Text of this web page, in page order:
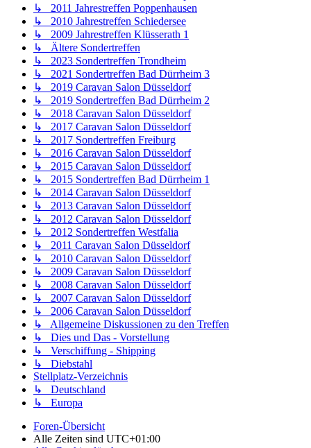
↳ 2011 Jahrestreffen Poppenhausen
↳ 2010 Jahrestreffen Schiedersee
↳ 2009 Jahrestreffen Klüsserath 1
↳ Ältere Sondertreffen
↳ 2023 Sondertreffen Trondheim
↳ 2021 Sondertreffen Bad Dürrheim 3
↳ 2019 Caravan Salon Düsseldorf
↳ 2019 Sondertreffen Bad Dürrheim 2
↳ 2018 Caravan Salon Düsseldorf
↳ 2017 Caravan Salon Düsseldorf
↳ 2017 Sondertreffen Freiburg
↳ 2016 Caravan Salon Düsseldorf
↳ 2015 Caravan Salon Düsseldorf
↳ 2015 Sondertreffen Bad Dürrheim 1
↳ 2014 Caravan Salon Düsseldorf
↳ 2013 Caravan Salon Düsseldorf
↳ 2012 Caravan Salon Düsseldorf
↳ 2012 Sondertreffen Westfalia
↳ 2011 Caravan Salon Düsseldorf
↳ 2010 Caravan Salon Düsseldorf
↳ 2009 Caravan Salon Düsseldorf
↳ 2008 Caravan Salon Düsseldorf
↳ 2007 Caravan Salon Düsseldorf
↳ 2006 Caravan Salon Düsseldorf
↳ Allgemeine Diskussionen zu den Treffen
↳ Dies und Das - Vorstellung
↳ Verschiffung - Shipping
↳ Diebstahl
Stellplatz-Verzeichnis
↳ Deutschland
↳ Europa
Foren-Übersicht
Alle Zeiten sind UTC+01:00